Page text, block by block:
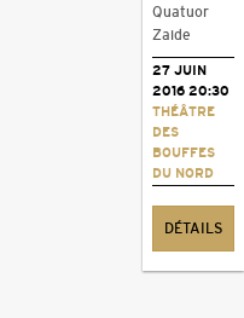
Quatuor
Zaide
27 JUIN
2016 20:30
THÉÂTRE
DES
BOUFFES
DU NORD
DÉTAILS